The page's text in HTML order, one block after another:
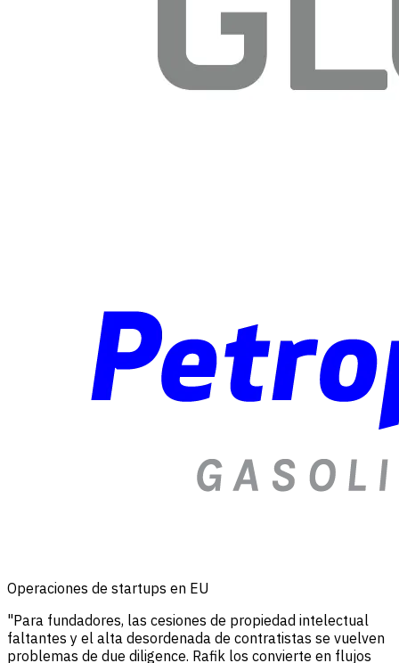
Operaciones de startups en EU
"Para fundadores, las cesiones de propiedad intelectual
faltantes y el alta desordenada de contratistas se vuelven
problemas de due diligence. Rafik los convierte en flujos